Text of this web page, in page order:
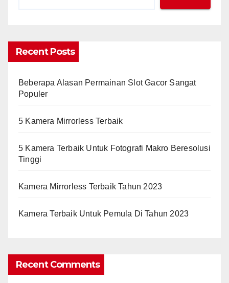
Recent Posts
Beberapa Alasan Permainan Slot Gacor Sangat
Populer
5 Kamera Mirrorless Terbaik
5 Kamera Terbaik Untuk Fotografi Makro Beresolusi
Tinggi
Kamera Mirrorless Terbaik Tahun 2023
Kamera Terbaik Untuk Pemula Di Tahun 2023
Recent Comments